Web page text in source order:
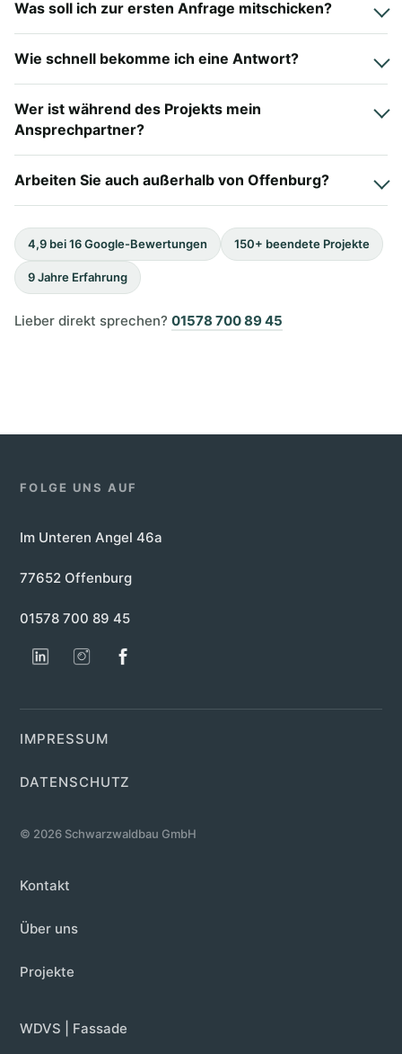
Was soll ich zur ersten Anfrage mitschicken?
Wie schnell bekomme ich eine Antwort?
Wer ist während des Projekts mein
Ansprechpartner?
Arbeiten Sie auch außerhalb von Offenburg?
4,9 bei 16 Google-Bewertungen 150+ beendete Projekte
9 Jahre Erfahrung
Lieber direkt sprechen? 01578 700 89 45
FOLGE UNS AUF
Im Unteren Angel 46a
77652 Offenburg
01578 700 89 45
IMPRESSUM
DATENSCHUTZ
© 2026 Schwarzwaldbau GmbH
Kontakt
Über uns
Projekte
WDVS | Fassade